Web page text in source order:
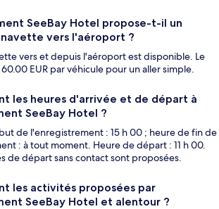
SeeBay Hotel propose-t-il un
vers l'aéroport ?
vers et depuis l'aéroport est disponible. Le
EUR par véhicule pour un aller simple.
les heures d'arrivée et de départ à
SeeBay Hotel ?
de l'enregistrement : 15 h 00 ; heure de fin de
: à tout moment. Heure de départ : 11 h 00.
de départ sans contact sont proposées.
les activités proposées par
SeeBay Hotel et alentour ?